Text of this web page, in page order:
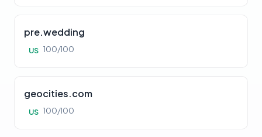
pre.wedding
US 100/100
geocities.com
US 100/100